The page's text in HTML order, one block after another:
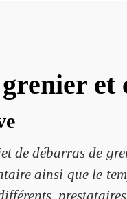
et
de débarras de
ainsi que le